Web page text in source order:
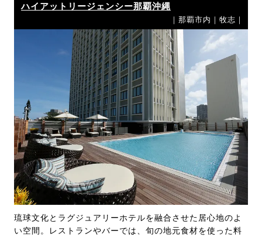
ハイアットリージェンシー那覇沖縄
｜那覇市内｜牧志｜
琉球文化とラグジュアリーホテルを融合させた居心地のよ
い空間。レストランやバーでは、旬の地元食材を使った料